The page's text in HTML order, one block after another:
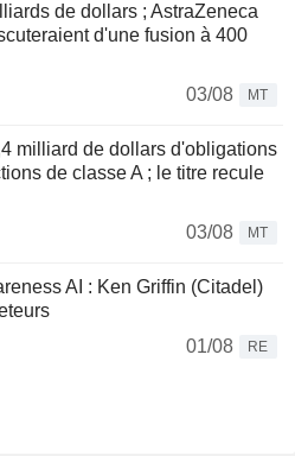
de dollars ; AstraZeneca
d'une fusion à 400
03/08
MT
milliard de dollars d'obligations
de classe A ; le titre recule
03/08
MT
AI : Ken Griffin (Citadel)
01/08
RE